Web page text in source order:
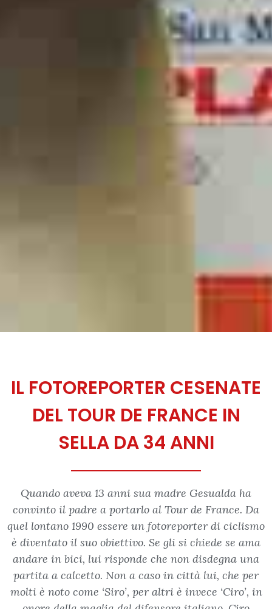
IL FOTOREPORTER CESENATE
DEL TOUR DE FRANCE IN
SELLA DA 34 ANNI
Quando aveva 13 anni sua madre Gesualda ha
convinto il padre a portarlo al Tour de France. Da
quel lontano 1990 essere un fotoreporter di ciclismo
è diventato il suo obiettivo. Se gli si chiede se ama
andare in bici, lui risponde che non disdegna una
partita a calcetto. Non a caso in città lui, che per
molti è noto come ‘Siro’, per altri è invece ‘Ciro’, in